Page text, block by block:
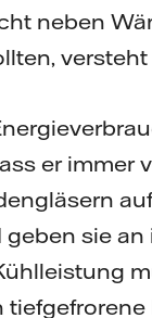
neben
er immer
geben sie